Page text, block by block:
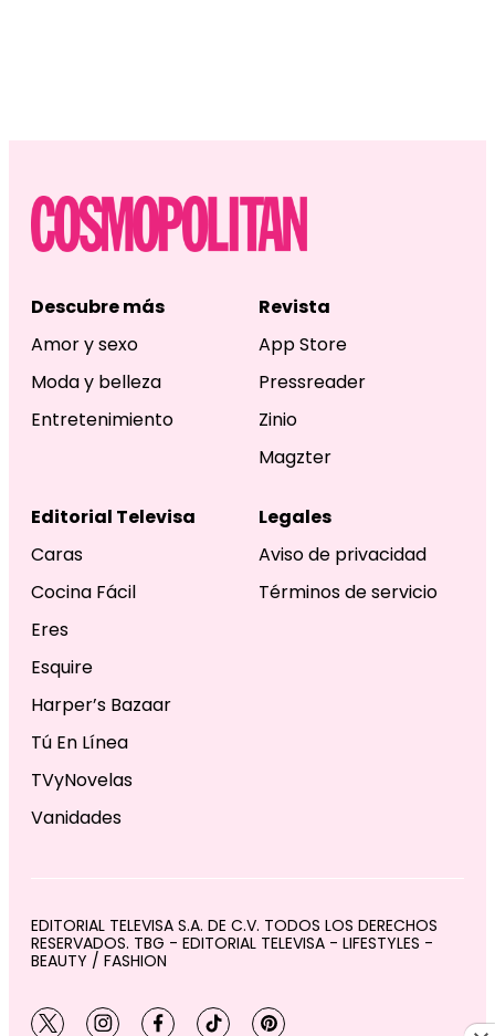
Descubre más
Amor y sexo
Moda y belleza
Entretenimiento
Revista
App Store
Pressreader
Zinio
Magzter
Editorial Televisa
Caras
Cocina Fácil
Eres
Esquire
Harper’s Bazaar
Tú En Línea
TVyNovelas
Vanidades
Legales
Aviso de privacidad
Términos de servicio
EDITORIAL TELEVISA S.A. DE C.V. TODOS LOS DERECHOS
RESERVADOS. TBG - EDITORIAL TELEVISA - LIFESTYLES -
BEAUTY / FASHION